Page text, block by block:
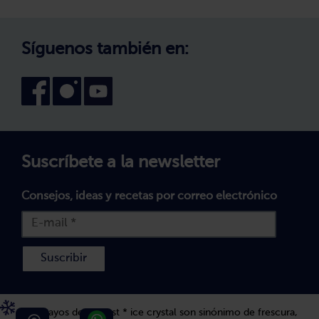
Declaración de accesibilidad
Configuración de cookies
Síguenos también en:
Suscríbete a la newsletter
Consejos, ideas y recetas por correo electrónico
Suscribir
Los 5 rayos de bofrost * ice crystal son sinónimo de frescura,